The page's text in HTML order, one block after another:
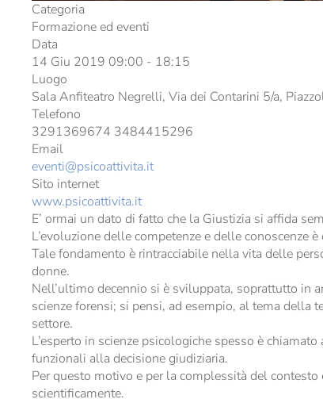
Categoria
Formazione ed eventi
Data
14 Giu 2019 09:00 - 18:15
Luogo
Sala Anfiteatro Negrelli, Via dei Contarini 5/a,
Telefono
3291369674 3484415296
Email
eventi@psicoattivita.it
Sito internet
www.psicoattivita.it
E’ ormai un dato di fatto che la Giustizia si affida
L’evoluzione delle competenze e delle conoscenze
Tale fondamento è rintracciabile nella vita delle
donne.
Nell’ultimo decennio si è sviluppata, soprattutto in
scienze forensi; si pensi, ad esempio, al tema della
settore.
L’esperto in scienze psicologiche spesso è
funzionali alla decisione giudiziaria.
Per questo motivo e per la complessità del
scientificamente.